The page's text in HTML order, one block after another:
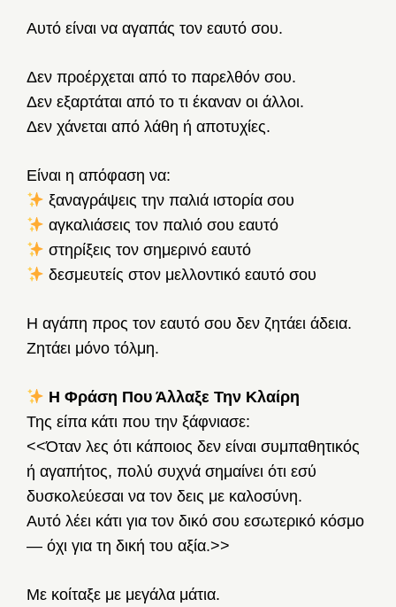
Αυτό είναι να αγαπάς τον εαυτό σου.
Δεν προέρχεται από το παρελθόν σου.
Δεν εξαρτάται από το τι έκαναν οι άλλοι.
Δεν χάνεται από λάθη ή αποτυχίες.
Είναι η απόφαση να:
ξαναγράψεις την παλιά ιστορία σου
αγκαλιάσεις τον παλιό σου εαυτό
στηρίξεις τον σημερινό εαυτό
δεσμευτείς στον μελλοντικό εαυτό σου
Η αγάπη προς τον εαυτό σου δεν ζητάει άδεια.
Ζητάει μόνο τόλμη.
Η Φράση Που Άλλαξε Την Κλαίρη
Της είπα κάτι που την ξάφνιασε:
<<Όταν λες ότι κάποιος δεν είναι συμπαθητικός
ή αγαπήτος, πολύ συχνά σημαίνει ότι εσύ
δυσκολεύεσαι να τον δεις με καλοσύνη.
Αυτό λέει κάτι για τον δικό σου εσωτερικό κόσμο
— όχι για τη δική του αξία.>>
Με κοίταξε με μεγάλα μάτια.